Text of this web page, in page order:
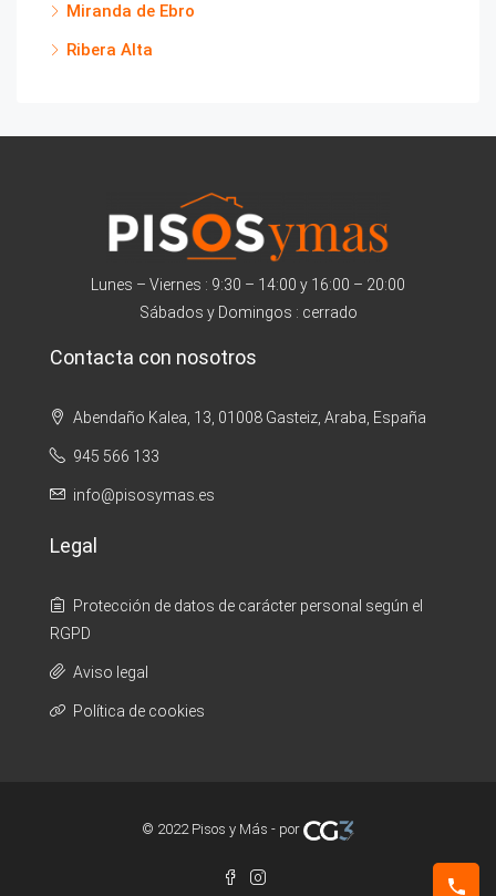
Miranda de Ebro
Ribera Alta
Lunes – Viernes : 9:30 – 14:00 y 16:00 – 20:00
Sábados y Domingos : cerrado
Contacta con nosotros
Abendaño Kalea, 13, 01008 Gasteiz, Araba, España
945 566 133
info@pisosymas.es
Legal
Protección de datos de carácter personal según el
RGPD
Aviso legal
Política de cookies
© 2022 Pisos y Más - por